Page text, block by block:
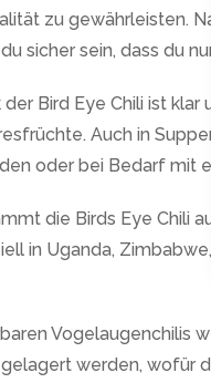
zu gewährleisten.
sicher sein, dass du
Bird Eye Chili ist
Auch in
oder bei Bedarf mit
die Birds Eye Chili
in Uganda,
Vogelaugenchilis
werden, wofür